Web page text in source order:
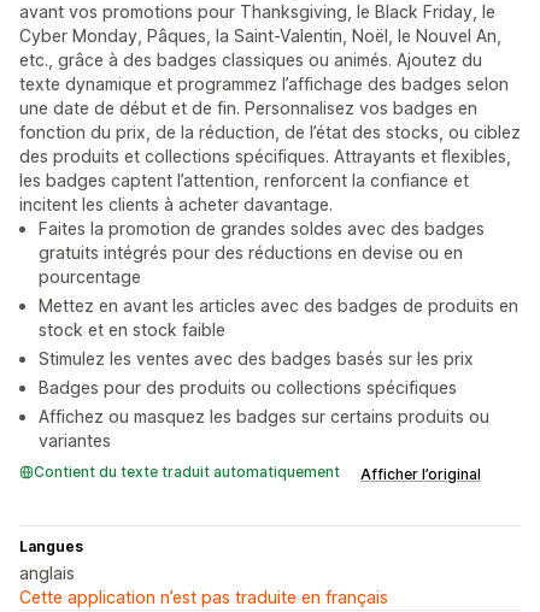
avant vos promotions pour Thanksgiving, le Black Friday, le
Cyber Monday, Pâques, la Saint-Valentin, Noël, le Nouvel An,
etc., grâce à des badges classiques ou animés. Ajoutez du
texte dynamique et programmez l’affichage des badges selon
une date de début et de fin. Personnalisez vos badges en
fonction du prix, de la réduction, de l’état des stocks, ou ciblez
des produits et collections spécifiques. Attrayants et flexibles,
les badges captent l’attention, renforcent la confiance et
incitent les clients à acheter davantage.
Faites la promotion de grandes soldes avec des badges
gratuits intégrés pour des réductions en devise ou en
pourcentage
Mettez en avant les articles avec des badges de produits en
stock et en stock faible
Stimulez les ventes avec des badges basés sur les prix
Badges pour des produits ou collections spécifiques
Affichez ou masquez les badges sur certains produits ou
variantes
Contient du texte traduit automatiquement Afficher l’original
Langues
anglais
Cette application n’est pas traduite en français